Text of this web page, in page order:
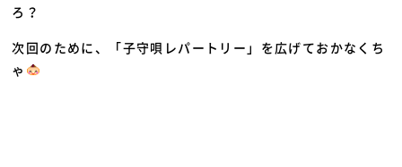
ろ？
次回のために、「子守唄レパートリー」を広げておかなくち
ゃ